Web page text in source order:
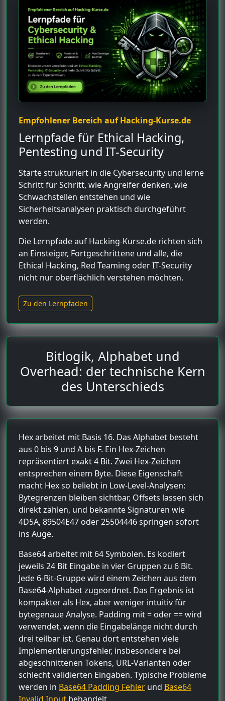
Empfohlener Bereich auf Hacking-Kurse.de
Lernpfade für Ethical Hacking,
Pentesting und IT-Security
Starte strukturiert in die Cybersecurity und lerne
Schritt für Schritt, wie Angreifer denken, wie
Schwachstellen entstehen und wie
Sicherheitsanalysen praktisch durchgeführt
werden.
Die Lernpfade auf Hacking-Kurse.de richten sich
an Einsteiger, Fortgeschrittene und alle, die
Ethical Hacking, Red Teaming oder IT-Security
nicht nur oberflächlich verstehen möchten.
Zu den Lernpfaden
Bitlogik, Alphabet und
Overhead: der technische Kern
des Unterschieds
Hex arbeitet mit Basis 16. Das Alphabet besteht
aus 0 bis 9 und A bis F. Ein Hex-Zeichen
repräsentiert exakt 4 Bit. Zwei Hex-Zeichen
entsprechen einem Byte. Diese Eigenschaft
macht Hex so beliebt in Low-Level-Analysen:
Bytegrenzen bleiben sichtbar, Offsets lassen sich
direkt zählen, und bekannte Signaturen wie
4D5A, 89504E47 oder 25504446 springen sofort
ins Auge.
Base64 arbeitet mit 64 Symbolen. Es kodiert
jeweils 24 Bit Eingabe in vier Gruppen zu 6 Bit.
Jede 6-Bit-Gruppe wird einem Zeichen aus dem
Base64-Alphabet zugeordnet. Das Ergebnis ist
kompakter als Hex, aber weniger intuitiv für
bytegenaue Analyse. Padding mit = oder == wird
verwendet, wenn die Eingabelänge nicht durch
drei teilbar ist. Genau dort entstehen viele
Implementierungsfehler, insbesondere bei
abgeschnittenen Tokens, URL-Varianten oder
schlecht validierten Eingaben. Typische Probleme
werden in Base64 Padding Fehler und Base64